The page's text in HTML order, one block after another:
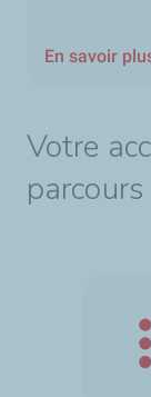
En savoir
Votre